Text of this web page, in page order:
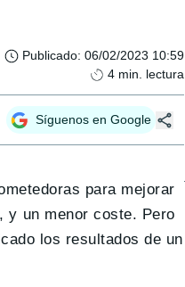
Publicado: 06/02/2023 10:59
4 min. lectura
Síguenos en Google
para mejorar
y un menor coste. Pero
los resultados de un